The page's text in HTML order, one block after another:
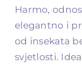
Kako vam
11:11
Harmo,
elegantno i
od insekata
svjetlosti.